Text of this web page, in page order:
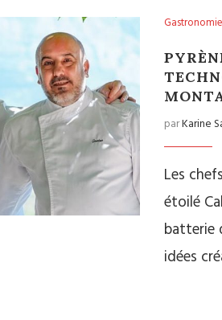
Gastronomie
parKarine
Les
étoilé
batterie
idées